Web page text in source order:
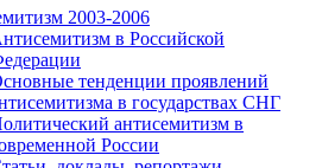
2003-2006
в Российской
тенденции проявлений
в государствах СНГ
антисемитизм в
России